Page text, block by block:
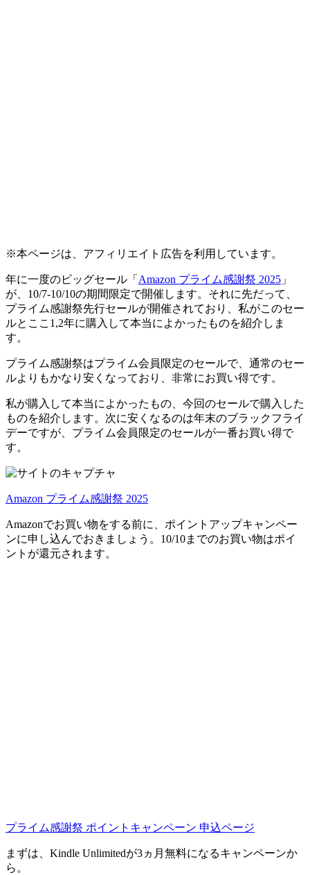
※本ページは、アフィリエイト広告を利用しています。
年に一度のビッグセール「 Amazon プライム感謝祭 2025 」
が、10/7-10/10の期間限定で開催します。それに先だって、
プライム感謝祭先行セールが開催されており、私がこのセー
ルとここ1,2年に購入して本当によかったものを紹介しま
す。
プライム感謝祭はプライム会員限定のセールで、 通常のセー
ルよりもかなり安く なっており、非常にお買い得です。
私が購入して本当によかったもの、今回のセールで購入した
ものを紹介します。次に安くなるのは年末のブラックフライ
デーですが、プライム会員限定のセールが一番お買い得で
す。
Amazon プライム感謝祭 2025
Amazonでお買い物をする前に、ポイントアップキャンペー
ンに申し込んでおきましょう。10/10までのお買い物はポイ
ントが還元されます。
プライム感謝祭 ポイントキャンペーン 申込ページ
まずは、Kindle Unlimitedが3ヵ月無料になるキャンペーンか
ら。